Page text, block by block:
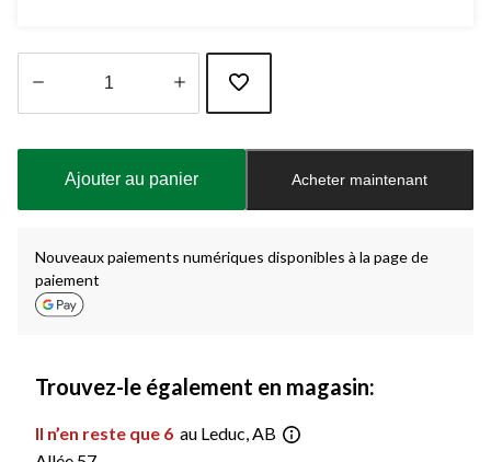
mise
à
Ajouter au panier Acheter maintenant
Nouveaux paiements numériques disponibles à la page de
paiement
Trouvez-le également en magasin:
Il n’en reste que 6 au Leduc, AB